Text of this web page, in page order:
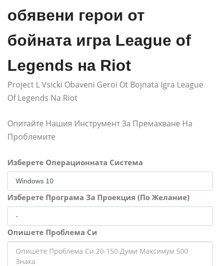
обявени герои от
бойната игра League of
Legends на Riot
Project L Vsicki Obaveni Geroi Ot Bojnata Igra League
Of Legends Na Riot
Опитайте Нашия Инструмент За Премахване На
Проблемите
Изберете Операционната Система
Изберете Програма За Проекция (По Желание)
Опишете Проблема Си